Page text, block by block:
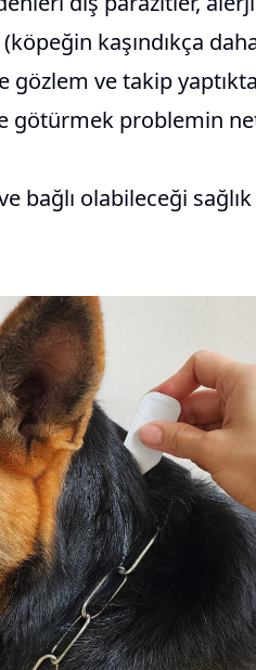
kaşındıkça
gözlem ve takip
götürmek problemin
bağlı olabileceği